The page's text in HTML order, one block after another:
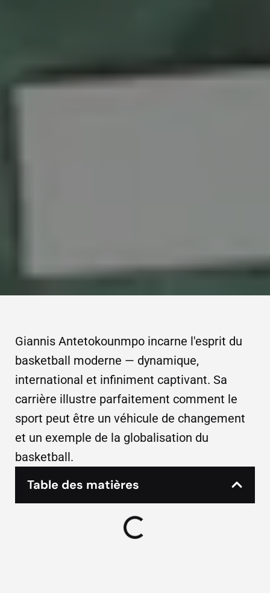
Giannis Antetokounmpo incarne l'esprit du
basketball moderne — dynamique,
international et infiniment captivant. Sa
carrière illustre parfaitement comment le
sport peut être un véhicule de changement
et un exemple de la globalisation du
basketball.
Table des matières